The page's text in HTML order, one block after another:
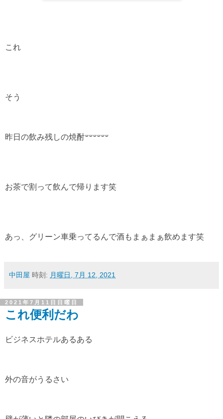
これ
そう
お茶で割って飲んで帰ります笑
あっ、グリーン車乗ってるんで酒もまぁまぁ飲めます笑
中田屋 時刻: 月曜日, 7月 12, 2021
2021年7月11日日曜日
これ便利だわ
ビジネスホテルあるある
外の音がうるさい